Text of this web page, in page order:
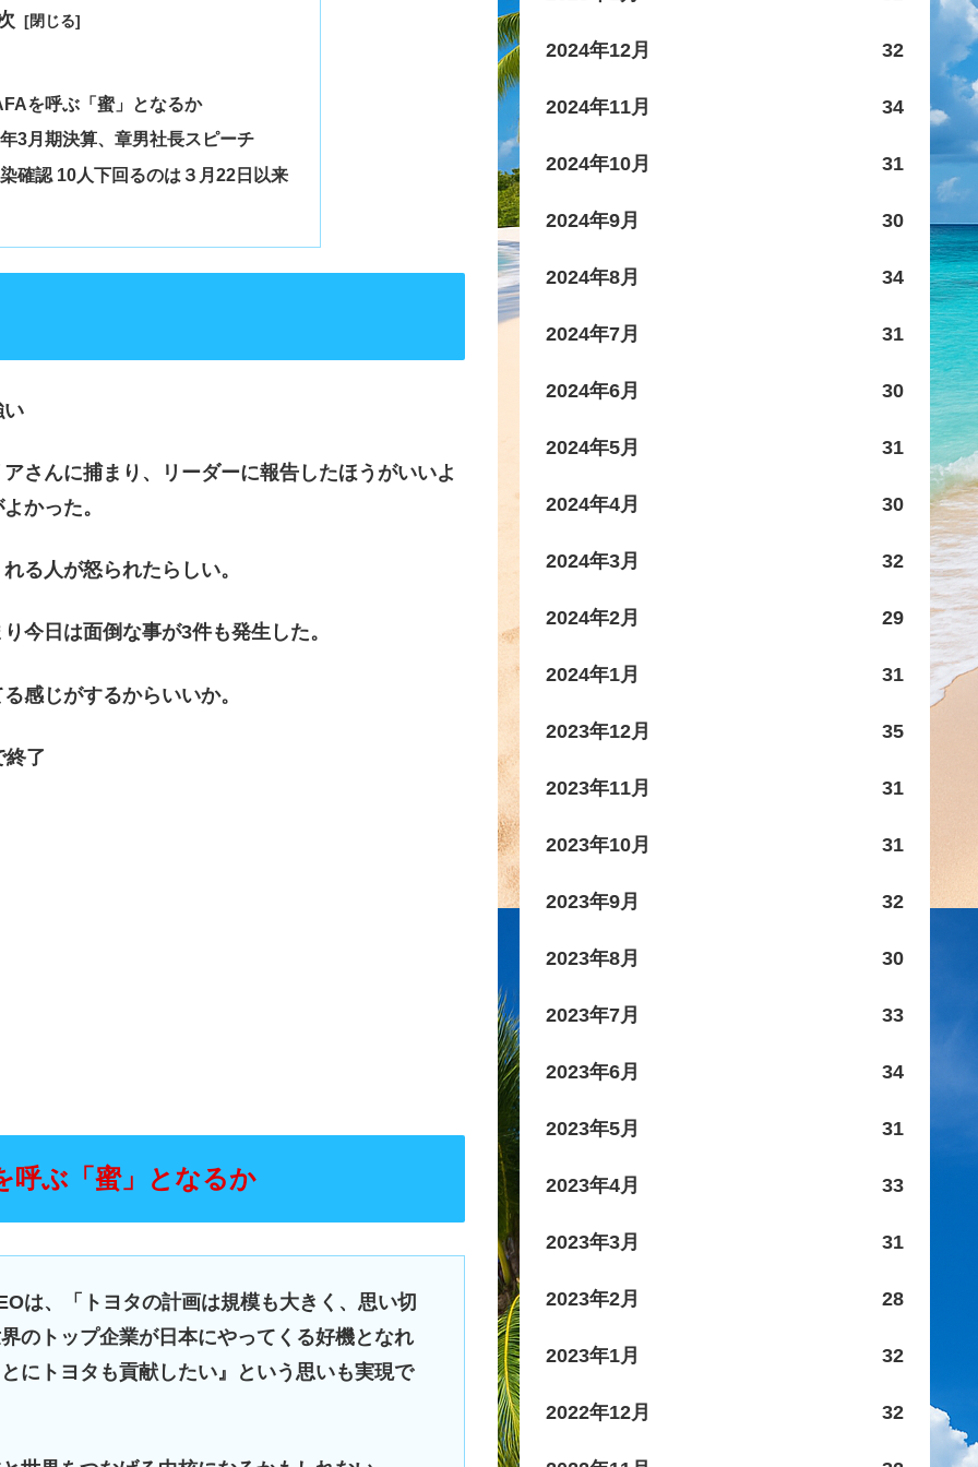
を呼ぶ「蜜」となるか
3月期決算、章男社長スピーチ
確認 10人下回るのは３月22日以来
い
さんに捕まり、リーダーに報告したほうがいいよ
かった。
る人が怒られたらしい。
今日は面倒な事が3件も発生した。
感じがするからいいか。
終了
呼ぶ「蜜」となるか
は、「トヨタの計画は規模も大きく、思い切
のトップ企業が日本にやってくる好機となれ
にトヨタも貢献したい』という思いも実現で
2024年12月 32
2024年11月 34
2024年10月 31
2024年9月 30
2024年8月 34
2024年7月 31
2024年6月 30
2024年5月 31
2024年4月 30
2024年3月 32
2024年2月 29
2024年1月 31
2023年12月 35
2023年11月 31
2023年10月 31
2023年9月 32
2023年8月 30
2023年7月 33
2023年6月 34
2023年5月 31
2023年4月 33
2023年3月 31
2023年2月 28
2023年1月 32
2022年12月 32